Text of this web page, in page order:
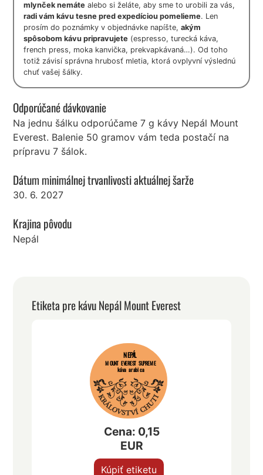
mlynček nemáte alebo si želáte, aby sme to urobili za vás,
radi vám kávu tesne pred expedíciou pomelieme. Len
prosím do poznámky v objednávke napíšte,akým
spôsobom kávu pripravujete (espresso, turecká káva,
french press, moka kanvička, prekvapkávaná…). Od toho
totiž závisí správna hrubosť mletia, ktorá ovplyvní výslednú
chuť vašej šálky.
Odporúčané dávkovanie
Na jednu šálku odporúčame 7 g kávy Nepál Mount
Everest. Balenie 50 gramov vám teda postačí na
prípravu 7 šálok.
Dátum minimálnej trvanlivosti aktuálnej šarže
30. 6. 2027
Krajina pôvodu
Nepál
Etiketa pre kávu Nepál Mount Everest
NEPÁL
MOUNT EVEREST SUPREME
káva arabica
Cena: 0,15
EUR
Kúpiť etiketu